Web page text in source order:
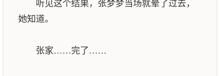
听见这个结果，张梦梦当场就晕了过去，
她知道。
张家……完了……